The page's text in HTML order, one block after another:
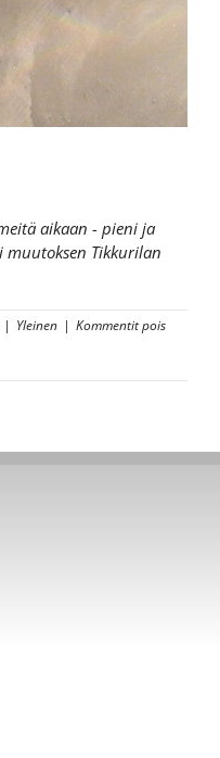
aikaan - pieni ja
Tikkurilan
| Yleinen | Kommentit pois